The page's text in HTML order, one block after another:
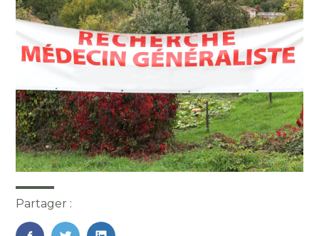
Partager :